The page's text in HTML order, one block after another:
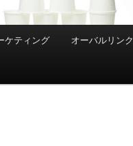
ケティング オーバルリンク